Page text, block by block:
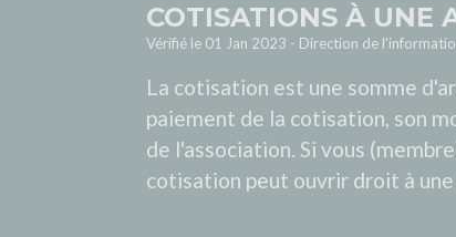
COTISATIONS À UNE
Vérifié le 01 Jan 2023 - Direction de
La cotisation est une somme
paiement de la cotisation, son
de l'association. Si vous
cotisation peut ouvrir droit à